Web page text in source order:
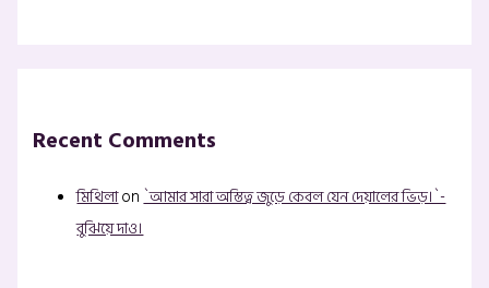
Recent Comments
মিথিলাon`আমার সারা অস্তিত্ব জুড়ে কেবল যেন দেয়ালের ভিড়।`-
বুঝিয়ে দাও।